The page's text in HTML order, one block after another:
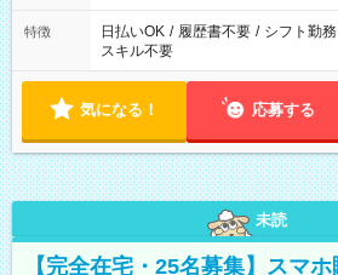
特徴 日払いOK / 履歴書不要 / シフト勤務
スキル不要
気になる！ 応募する
未読
【完全在宅・25名募集】スマ